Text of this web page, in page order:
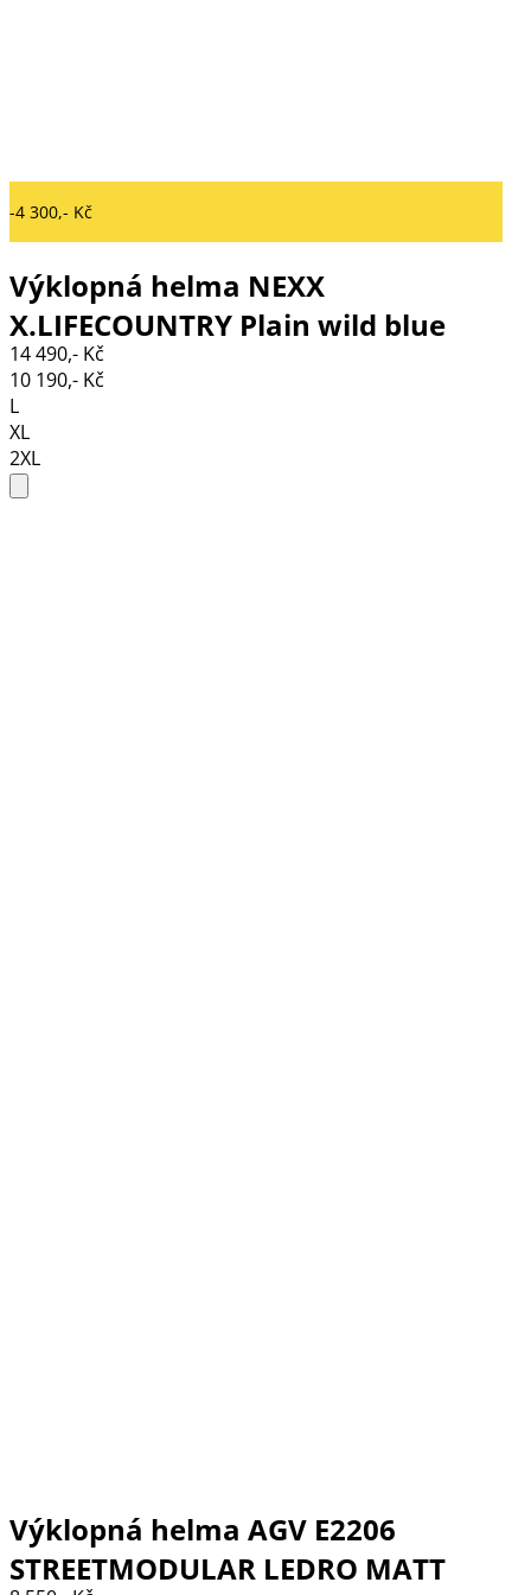
-4 300,- Kč
Výklopná helma NEXX
X.LIFECOUNTRY Plain wild blue
14 490,- Kč
10 190,- Kč
L
XL
2XL
Výklopná helma AGV E2206
STREETMODULAR LEDRO MATT